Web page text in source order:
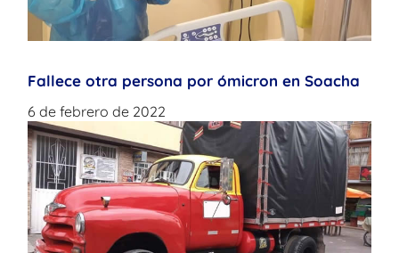
Fallece otra persona por ómicron en Soacha
6 de febrero de 2022